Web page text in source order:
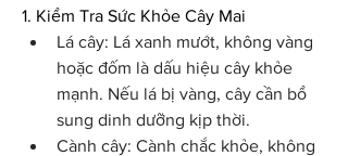
1. Kiểm Tra Sức Khỏe Cây Mai
Lá cây: Lá xanh mướt, không vàng
hoặc đốm là dấu hiệu cây khỏe
mạnh. Nếu lá bị vàng, cây cần bổ
sung dinh dưỡng kịp thời.
Cành cây: Cành chắc khỏe, không